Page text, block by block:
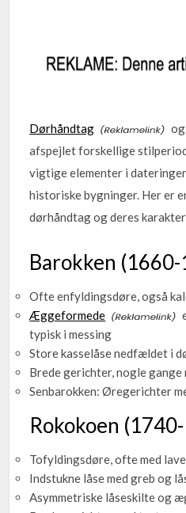
Dørhåndtag
afspejlet forskellige
vigtige elementer i
historiske bygninger. Her er
dørhåndtag og deres
Barokken
Ofte enfyldingsdøre, også
Æggeformede
typisk i messing
Store kasselåse nedfældet i
Brede gerichter, nogle
Senbarokken: Øregerichter
Rokokoen
Tofyldingsdøre, ofte med
Indstukne låse med greb og
Asymmetriske låseskilte og